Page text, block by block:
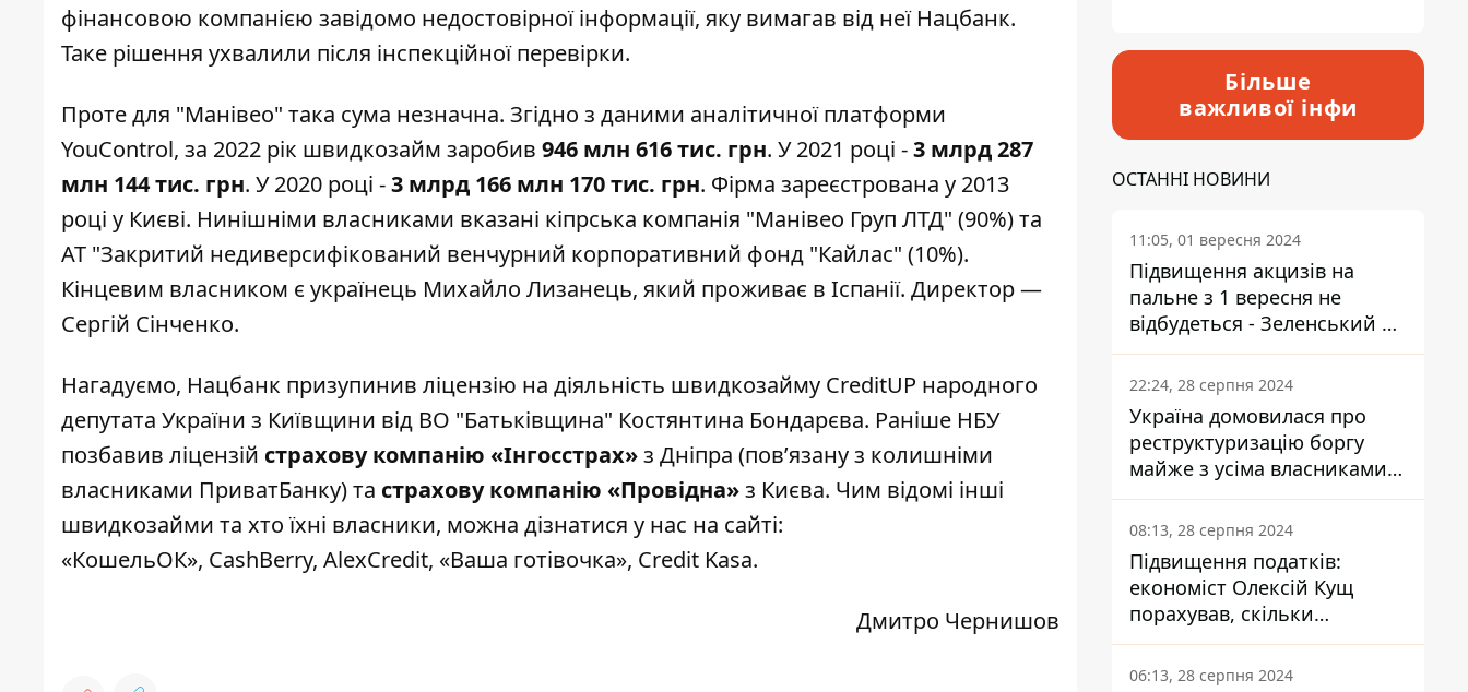
фінансовою компанією завідомо недостовірної інформації, яку вимагав від неї Нацбанк.
Таке рішення ухвалили після інспекційної перевірки.
Проте для "Манівео" така сума незначна. Згідно з даними аналітичної платформи
YouControl, за 2022 рік швидкозайм заробив 946 млн 616 тис. грн. У 2021 році -3 млрд 287
млн 144 тис. грн. У 2020 році -3 млрд 166 млн 170 тис. грн. Фірма зареєстрована у 2013
році у Києві. Нинішніми власниками вказані кіпрська компанія "Манівео Груп ЛТД" (90%) та
АТ "Закритий недиверсифікований венчурний корпоративний фонд "Кайлас" (10%).
Кінцевим власником є українець Михайло Лизанець, який проживає в Іспанії. Директор —
Сергій Сінченко.
Нагадуємо, Нацбанк призупинив ліцензію на діяльність швидкозайму CreditUP народного
депутата України з Київщини від ВО "Батьківщина" Костянтина Бондарєва. Раніше НБУ
позбавив ліцензій страхову компанію «Інгосстрах»з Дніпра (пов’язану з колишніми
власниками ПриватБанку) та страхову компанію «Провідна»з Києва. Чим відомі інші
швидкозайми та хто їхні власники, можна дізнатися у нас на сайті:
«КошельОК», CashBerry, AlexCredit, «Ваша готівочка», Credit Kasa.
Дмитро Чернишов
Більше
важливої інфи
ОСТАННІ НОВИНИ
11:05, 01 вересня 2024
Підвищення акцизів на
пальне з 1 вересня не
відбудеться - Зеленський не
підписав закон
22:24, 28 серпня 2024
Україна домовилася про
реструктуризацію боргу
майже з усіма власниками
єврооблігацій: що це
означає для країни
08:13, 28 серпня 2024
Підвищення податків:
економіст Олексій Кущ
порахував, скільки
заплатить кожен українець
06:13, 28 серпня 2024